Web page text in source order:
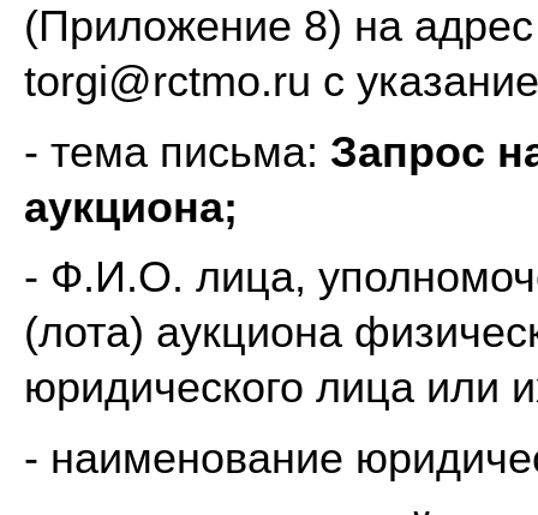
(Приложение 8) на
torgi@rctmo.ru с
- тема письма: Запрос
аукциона;
- Ф.И.О. лица,
(лота) аукциона
юридического лица или
- наименование